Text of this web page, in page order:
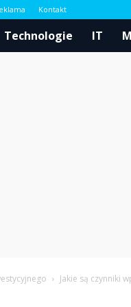
Kontakt
Technologie IT
Jakie są czynniki